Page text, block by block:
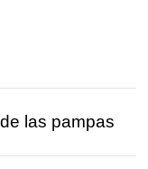
las pampas